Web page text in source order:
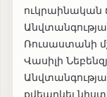
ուկրաինական
Ռուսաստանի
Վասիլի
քվեարկել